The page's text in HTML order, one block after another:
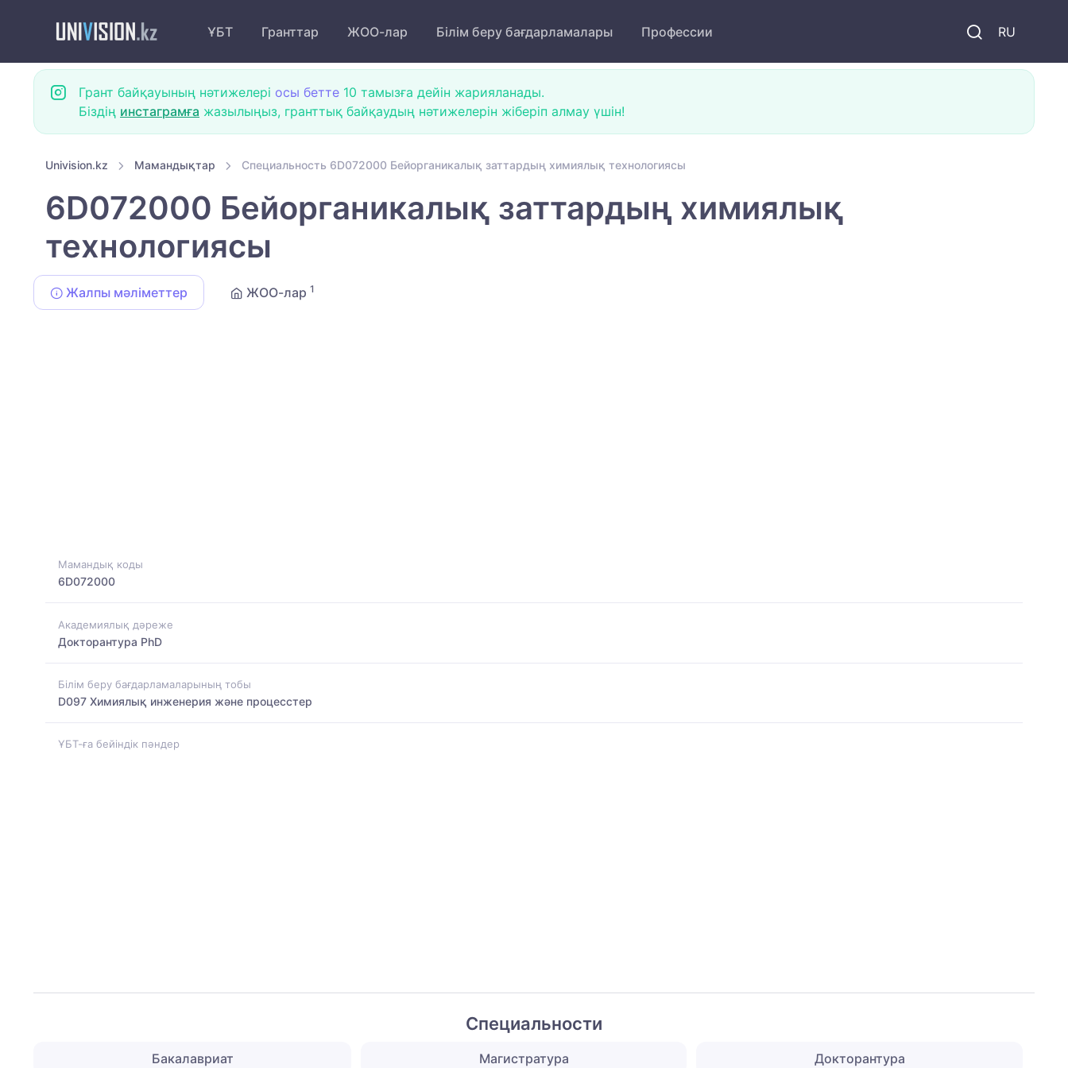
RU
ҰБТ Гранттар ЖОО-лар Білім беру бағдарламалары Профессии
Грант байқауының нәтижелері осы бетте 10 тамызға дейін жарияланады.
Біздің инстаграмға жазылыңыз, гранттық байқаудың нәтижелерін жіберіп алмау үшін!
Univision.kz Мамандықтар Специальность 6D072000 Бейорганикалық заттардың химиялық технологиясы
6D072000 Бейорганикалық заттардың химиялық
технологиясы
Жалпы мәліметтер ЖОО-лар 1
Мамандық коды
6D072000
Академиялық дәреже
Докторантура PhD
Білім беру бағдарламаларының тобы
D097 Химиялық инженерия және процесстер
ҰБТ-ға бейіндік пәндер
Специальности
Бакалавриат Магистратура Докторантура